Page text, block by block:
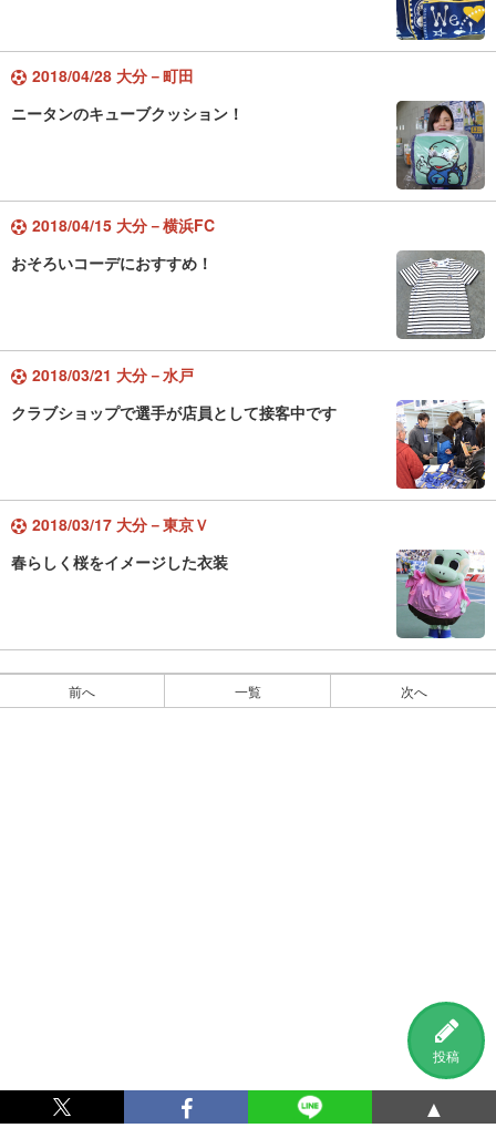
投稿
2018/04/28 大分－町田
ニータンのキューブクッション！
2018/04/15 大分－横浜FC
おそろいコーデにおすすめ！
2018/03/21 大分－水戸
クラブショップで選手が店員として接客中です
2018/03/17 大分－東京Ｖ
春らしく桜をイメージした衣装
前へ 一覧 次へ
▲